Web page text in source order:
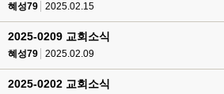
혜성79 2025.02.15
2025-0209 교회소식
혜성79 2025.02.09
2025-0202 교회소식